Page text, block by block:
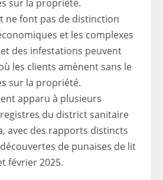
ne font pas de distinction
et les complexes
des infestations peuvent
les clients amènent sans le
sur la propriété.
apparu à plusieurs
du district sanitaire
avec des rapports distincts
de punaises de lit
février 2025.